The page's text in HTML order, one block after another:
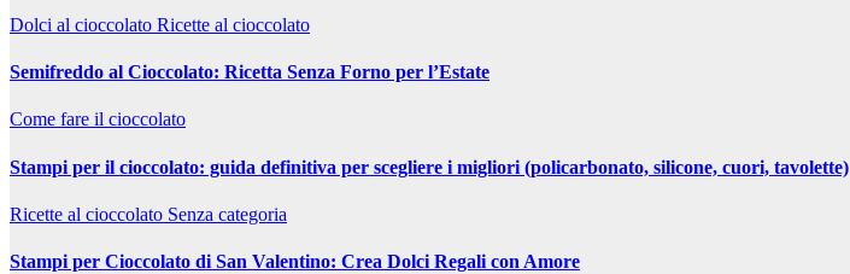
Dolci al cioccolato Ricette al cioccolato
Semifreddo al Cioccolato: Ricetta Senza Forno per l’Estate
Come fare il cioccolato
Stampi per il cioccolato: guida definitiva per scegliere i migliori (policarbonato, silicone, cuori, tavolette)
Ricette al cioccolato Senza categoria
Stampi per Cioccolato di San Valentino: Crea Dolci Regali con Amore